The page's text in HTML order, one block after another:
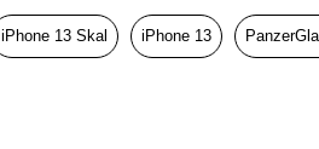
Härdat glas,
iPhone 13 Skal iPhone 13